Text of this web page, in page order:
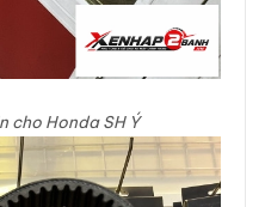
cho Honda SH Ý